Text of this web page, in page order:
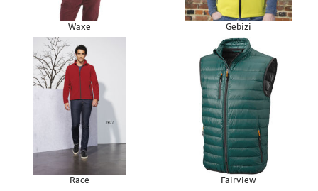
Waxe Gebizi
Race Fairview